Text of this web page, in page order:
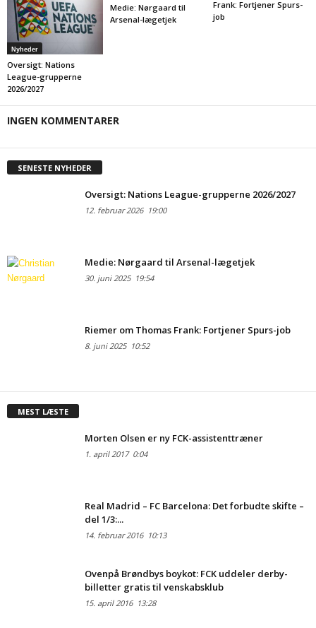
Nyheder
Oversigt: Nations
League-grupperne
2026/2027
Medie: Nørgaard til
Arsenal-lægetjek
Frank: Fortjener Spurs-
job
INGEN KOMMENTARER
SENESTE NYHEDER
Oversigt: Nations League-grupperne 2026/2027
12. februar 202619:00
Medie: Nørgaard til Arsenal-lægetjek
30. juni 202519:54
Riemer om Thomas Frank: Fortjener Spurs-job
8. juni 202510:52
MEST LÆSTE
Morten Olsen er ny FCK-assistenttræner
1. april 20170:04
Real Madrid – FC Barcelona: Det forbudte skifte –
del 1/3:...
14. februar 201610:13
Ovenpå Brøndbys boykot: FCK uddeler derby-
billetter gratis til venskabsklub
15. april 201613:28